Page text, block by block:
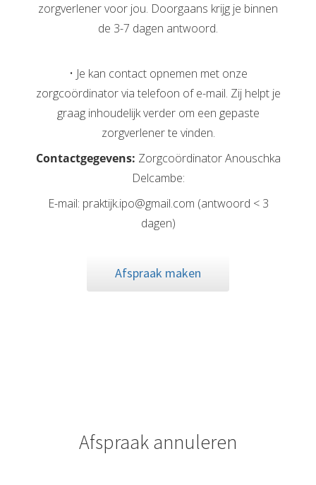
zorgverlener voor jou. Doorgaans krijg je binnen
de 3-7 dagen antwoord.
• Je kan contact opnemen met onze
zorgcoördinator via telefoon of e-mail. Zij helpt je
graag inhoudelijk verder om een gepaste
zorgverlener te vinden.
Contactgegevens: Zorgcoördinator Anouschka
Delcambe:
E-mail: praktijk.ipo@gmail.com (antwoord < 3
dagen)
Afspraak maken
Afspraak annuleren